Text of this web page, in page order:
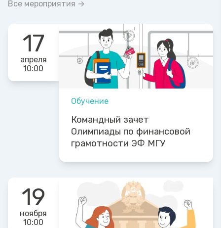
Все мероприятия →
17
апреля
10:00
Обучение
Командный зачет
Олимпиады по финансовой
грамотности ЭФ МГУ
19
ноября
10:00